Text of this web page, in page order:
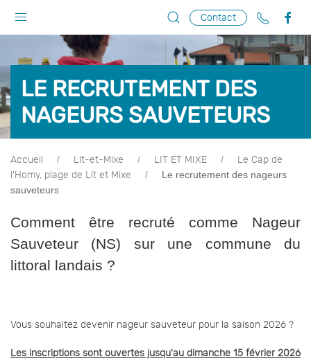
Contact
LE RECRUTEMENT DES
NAGEURS SAUVETEURS
Accueil Lit-et-Mixe LIT ET MIXE
Le Cap de
l'Homy, plage de Lit et Mixe
Le recrutement des nageurs
sauveteurs
Comment être recruté comme Nageur
Sauveteur (NS) sur une commune du
littoral landais ?
Vous souhaitez devenir nageur sauveteur pour la saison 2026 ?
Les inscriptions sont ouvertes jusqu'au dimanche 15 février 2026